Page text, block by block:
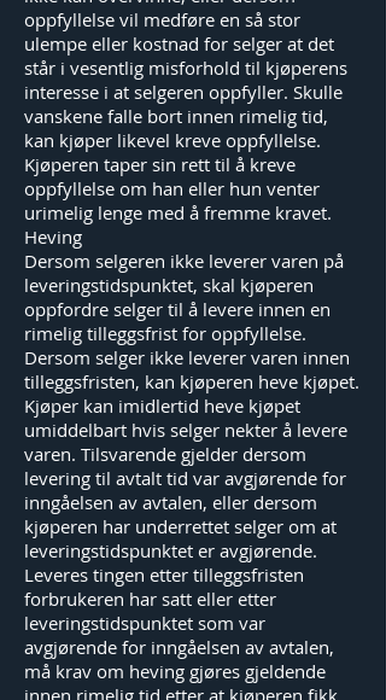
oppfyllelse vil medføre en så stor
ulempe eller kostnad for selger at det
står i vesentlig misforhold til kjøperens
interesse i at selgeren oppfyller. Skulle
vanskene falle bort innen rimelig tid,
kan kjøper likevel kreve oppfyllelse.
Kjøperen taper sin rett til å kreve
oppfyllelse om han eller hun venter
urimelig lenge med å fremme kravet.
Heving
Dersom selgeren ikke leverer varen på
leveringstidspunktet, skal kjøperen
oppfordre selger til å levere innen en
rimelig tilleggsfrist for oppfyllelse.
Dersom selger ikke leverer varen innen
tilleggsfristen, kan kjøperen heve kjøpet.
Kjøper kan imidlertid heve kjøpet
umiddelbart hvis selger nekter å levere
varen. Tilsvarende gjelder dersom
levering til avtalt tid var avgjørende for
inngåelsen av avtalen, eller dersom
kjøperen har underrettet selger om at
leveringstidspunktet er avgjørende.
Leveres tingen etter tilleggsfristen
forbrukeren har satt eller etter
leveringstidspunktet som var
avgjørende for inngåelsen av avtalen,
må krav om heving gjøres gjeldende
innen rimelig tid etter at kjøperen fikk